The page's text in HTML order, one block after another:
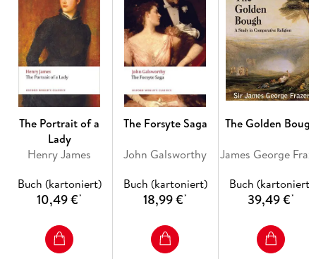
The Portrait of a
Lady
Henry James
Buch (kartoniert)
10,49 €*
The Forsyte Saga
John Galsworthy
Buch (kartoniert)
18,99 €*
The Golden
Buch (kartoniert)
39,49 €*